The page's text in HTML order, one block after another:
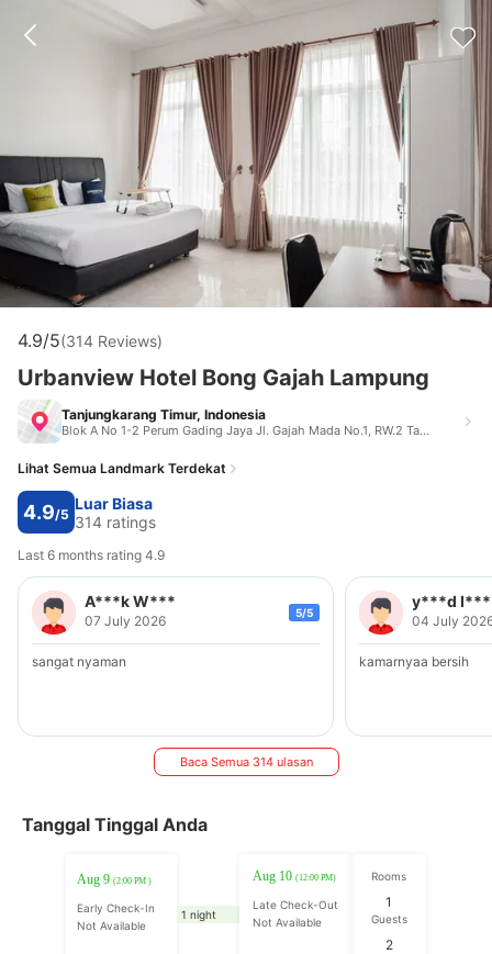
4.9/5(314 Reviews)
Urbanview Hotel Bong Gajah Lampung
Tanjungkarang Timur, Indonesia
Blok A No 1-2 Perum Gading Jaya Jl. Gajah Mada No.1, RW.2 Tanjungkarang Timur Indonesia 35128
Lihat Semua Landmark Terdekat
4.9/5
Luar Biasa
314 ratings
Last 6 months rating 4.9
A***k W***
07 July 2026 5/5
sangat nyaman
y***d I***
04 July
kamarnyaa bersih
Baca Semua 314 ulasan
Tanggal Tinggal Anda
Aug 9 (2:00 PM )
Early Check-In
Not Available
1 night
Aug 10(12:00 PM)
Late Check-Out
Not Available
Rooms
1
Guests
2